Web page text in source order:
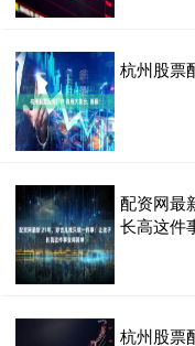
杭州股票
配资网最
长高这件
杭州股票